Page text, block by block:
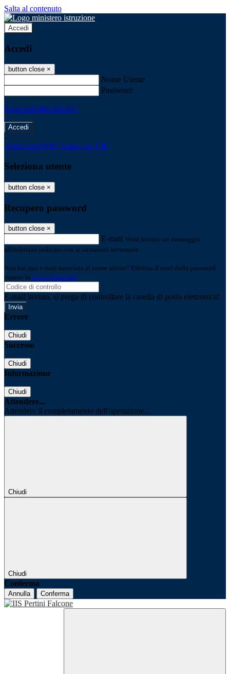
Salta al contenuto
Accedi
Accedi
button close ×
Nome Utente
Password
Password dimenticata?
-
Entra con SPID Entra con CIE
Seleziona utente
button close ×
Recupero password
button close ×
E-mail Verrà inviato un messaggio
all'indirizzo indicato con le istruzioni necessarie.
Non hai una e-mail associata al nome utente? Effettua il reset della password
tramite la Login Spaggiari
E-mail inviata, si prega di controllare la casella di posta elettronica!
Errore
Chiudi
Successo
Chiudi
Informazione
Chiudi
Attendere...
Attendere il completamento dell'operazione...
Chiudi
Chiudi
Conferma
Annulla Conferma